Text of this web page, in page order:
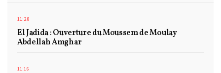
11:28
El Jadida : Ouverture du Moussem de Moulay
Abdellah Amghar
11:16